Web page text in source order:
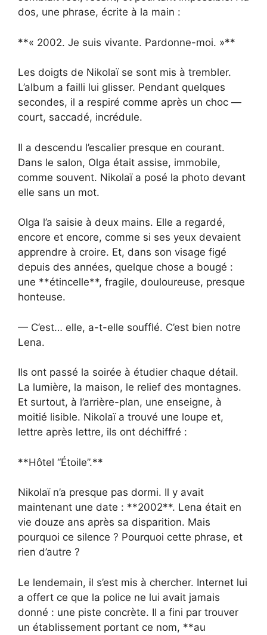
dos, une phrase, écrite à la main :
**« 2002. Je suis vivante. Pardonne-moi. »**
Les doigts de Nikolaï se sont mis à trembler.
L’album a failli lui glisser. Pendant quelques
secondes, il a respiré comme après un choc —
court, saccadé, incrédule.
Il a descendu l’escalier presque en courant.
Dans le salon, Olga était assise, immobile,
comme souvent. Nikolaï a posé la photo devant
elle sans un mot.
Olga l’a saisie à deux mains. Elle a regardé,
encore et encore, comme si ses yeux devaient
apprendre à croire. Et, dans son visage figé
depuis des années, quelque chose a bougé :
une **étincelle**, fragile, douloureuse, presque
honteuse.
— C’est… elle, a-t-elle soufflé. C’est bien notre
Lena.
Ils ont passé la soirée à étudier chaque détail.
La lumière, la maison, le relief des montagnes.
Et surtout, à l’arrière-plan, une enseigne, à
moitié lisible. Nikolaï a trouvé une loupe et,
lettre après lettre, ils ont déchiffré :
**Hôtel “Étoile”.**
Nikolaï n’a presque pas dormi. Il y avait
maintenant une date : **2002**. Lena était en
vie douze ans après sa disparition. Mais
pourquoi ce silence ? Pourquoi cette phrase, et
rien d’autre ?
Le lendemain, il s’est mis à chercher. Internet lui
a offert ce que la police ne lui avait jamais
donné : une piste concrète. Il a fini par trouver
un établissement portant ce nom, **au